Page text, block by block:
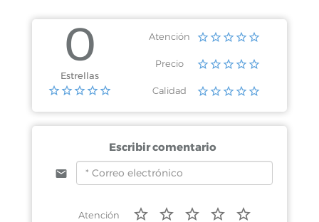
0
Estrellas
Atención
Precio
Calidad
Escribir comentario
Atención